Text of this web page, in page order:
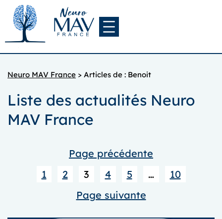
Aller
contenu
Neuro MAV France > Articles de : Benoit
Liste des actualités Neuro
MAV France
Page précédente
1
2 3 4 5 …
10
Page suivante